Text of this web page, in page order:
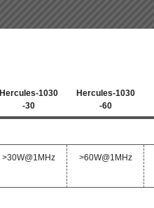
Hercules-1030
-30
Hercules-1030
-60
>30W@1MHz >60W@1MHz